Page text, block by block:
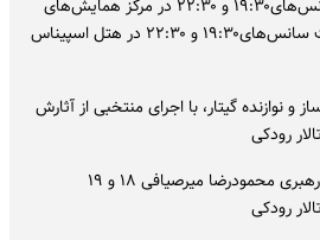
بهنام بانی ۱۷ اردیبهشت سانس‌های۱۹:۳۰ و ۲۲:۳۰ در مرکز همایش‌های
برج میلاد، ۱۹ و ۲۰ اردیبهشت سانس‌های۱۹:۳۰ و ۲۲:۳۰ در هتل اسپیناس
گیتار، با اجرای منتخبی از آثارش
ارکستر آکادمیک پایتخت به رهبری محمودرضا میرصیافی ۱۸ و ۱۹